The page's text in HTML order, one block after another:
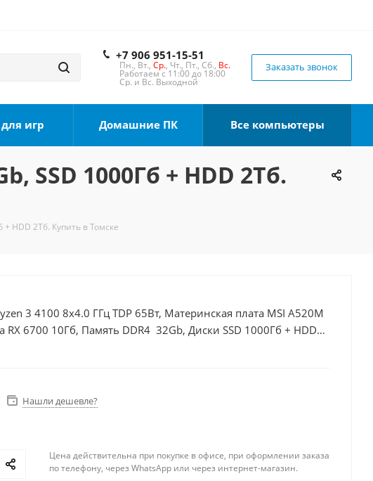
+7 906 951-15-51
Пн., Вт., Ср., Чт., Пт., Сб., Вс.
Работаем с 11:00 до 18:00
Ср. и Вс. Выходной
Заказать звонок
игр Домашние ПК Все компьютеры
SSD 1000Гб + HDD 2Тб.
+ HDD 2Тб. Купить в Томске
3 4100 8x4.0 ГГц TDP 65Вт, Материнская плата MSI A520M
RX 6700 10Гб, Память DDR4 32Gb, Диски SSD 1000Гб + HDD
Нашли дешевле?
Цена действительна при покупке в офисе, при оформлении заказа
по телефону, через WhatsApp или через интернет-магазин.